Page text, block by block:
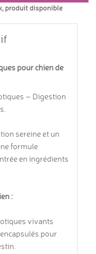
produit disponible
pour chien de
– Digestion
sereine et un
formule
en ingrédients
:
vivants
pour